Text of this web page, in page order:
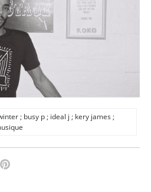
; busy p ; ideal j ; kery james ;